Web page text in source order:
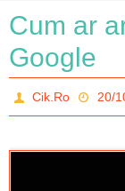
Cum ar
Google
Cik.Ro 20/